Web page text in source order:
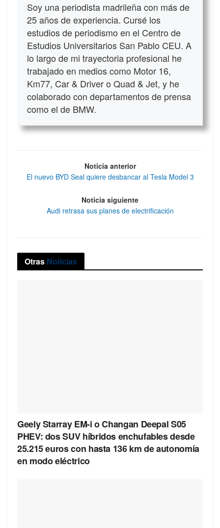
Soy una periodista madrileña con más de
25 años de experiencia. Cursé los
estudios de periodismo en el Centro de
Estudios Universitarios San Pablo CEU. A
lo largo de mi trayectoria profesional he
trabajado en medios como Motor 16,
Km77, Car & Driver o Quad & Jet, y he
colaborado con departamentos de prensa
como el de BMW.
Noticia anterior
El nuevo BYD Seal quiere desbancar al Tesla Model 3
Noticia siguiente
Audi retrasa sus planes de electrificación
Otras Noticias
Geely Starray EM-i o Changan Deepal S05
PHEV: dos SUV híbridos enchufables desde
25.215 euros con hasta 136 km de autonomía
en modo eléctrico